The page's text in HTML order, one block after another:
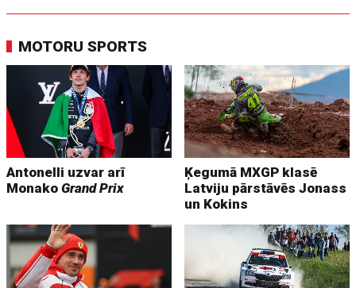
MOTORU SPORTS
Antonelli uzvar arī
MonakoGrand Prix
Ķegumā MXGP klasē
Latviju pārstāvēs Jonass
un Kokins